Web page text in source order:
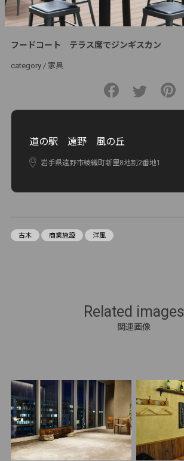
フードコート テラス席でジンギスカン
category / 家具
道の駅 遠野 風の丘
岩手県遠野市綾織町新里8地割2番地1
古木 商業施設 洋風
Related images
関連画像